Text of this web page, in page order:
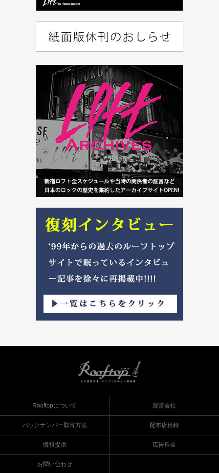
Rooftopについて 運営会社
バックナンバー取寄方法 配布店目録
情報提供 広告料金
お問い合わせ